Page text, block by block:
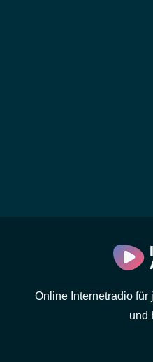
Online Internetradio für
und